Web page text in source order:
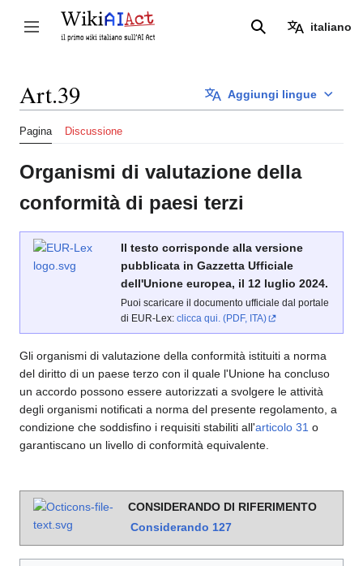
contenuto
Attiva/disattiva la barra laterale Ricerca italiano
Aggiungi lingue
Art.39
Pagina Discussione
Organismi di valutazione della
conformità di paesi terzi
Il testo corrisponde alla versione
pubblicata in Gazzetta Ufficiale
dell'Unione europea, il 12 luglio 2024.
Puoi scaricare il documento ufficiale dal portale
di EUR-Lex: clicca qui. (PDF, ITA)
Gli organismi di valutazione della conformità istituiti a norma
del diritto di un paese terzo con il quale l'Unione ha concluso
un accordo possono essere autorizzati a svolgere le attività
degli organismi notificati a norma del presente regolamento, a
condizione che soddisfino i requisiti stabiliti all'articolo 31 o
garantiscano un livello di conformità equivalente.
CONSIDERANDO DI RIFERIMENTO
Considerando 127